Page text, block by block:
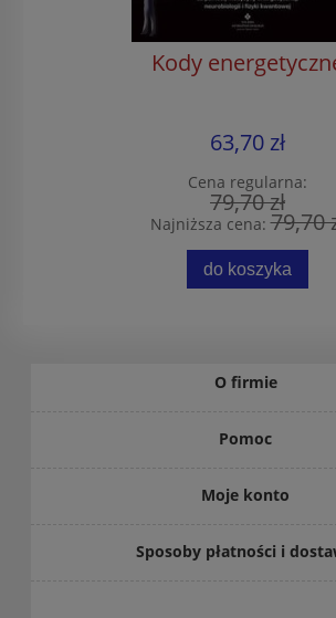
Kody
63,70 zł
Cena regularna:
79,70 zł
Najniższa cena:79,70
do koszyka
O firmie
Pomoc
Moje konto
Sposoby płatności i